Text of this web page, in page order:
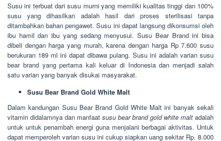
Susu ini terbuat dari susu murni yang memiliki kualitas tinggi dan 100%
susu yang dihasilkan adalah hasil dari proses sterilisasi tanpa
ditambahkan bahan pengawet. Susu ini dapat langsung dikonsumsi oleh
ibu hamil dan ibu yang sedang menyusui. Susu Bear Brand ini bisa
dibeli dengan harga yang murah, karena dengan harga Rp 7.600 susu
berukuran 189 ml ini dapat dibawa pulang. Susu ini adalah varian susu
bear brand yang pertama kali keluar di Indonesia dan menjadi salah
satu varian yang banyak disukai masyarakat.
Susu Bear Brand Gold White Malt
Dalam kandungan Susu Bear Brand Gold White Malt ini banyak sekali
vitamin didalamnya dan manfaat susu bear brand gold white malt adalah
untuk untuk penambah energi guna menjalani berbagai aktivitas. Untuk
dapat memperoleh varian susu ini cukup siapkan uang sekitar Rp. 8.000